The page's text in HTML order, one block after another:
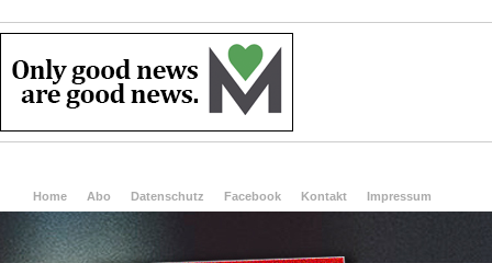
Home Abo Datenschutz Facebook Kontakt Impressum